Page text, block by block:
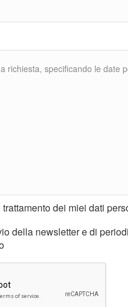
dei miei dati
della newsletter e di